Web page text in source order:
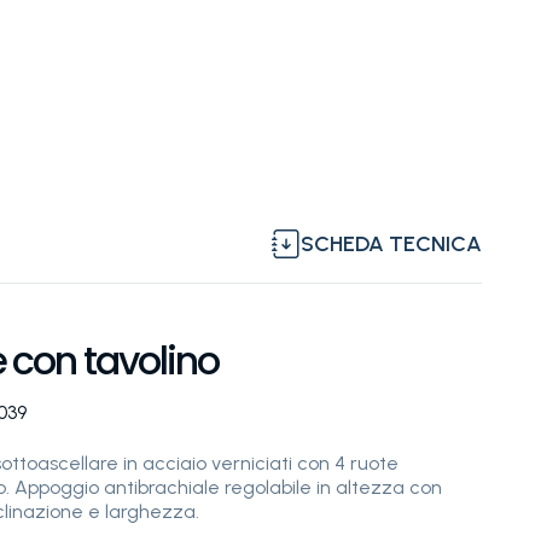
SCHEDA TECNICA
tavolino
in acciaio verniciati con 4 ruote
Appoggio antibrachiale regolabile in altezza con
e larghezza.